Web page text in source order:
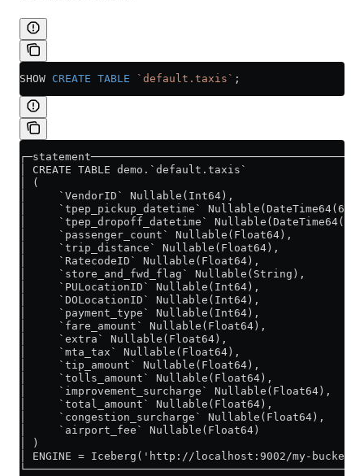
SHOW CREATE TABLE `default.taxis` ;
│ CREATE TABLE demo.`default.taxis`
│ (
│     `VendorID` Nullable(Int64),
│     `tpep_pickup_datetime`
│     `tpep_dropoff_datetime`
│     `passenger_count`
│     `trip_distance` Nullable(Float64),
│     `RatecodeID` Nullable(Float64),
│     `store_and_fwd_flag`
│     `PULocationID` Nullable(Int64),
│     `DOLocationID` Nullable(Int64),
│     `payment_type` Nullable(Int64),
│     `fare_amount` Nullable(Float64),
│     `extra` Nullable(Float64),
│     `mta_tax` Nullable(Float64),
│     `tip_amount` Nullable(Float64),
│     `tolls_amount` Nullable(Float64),
│     `improvement_surcharge`
│     `total_amount` Nullable(Float64),
│     `congestion_surcharge`
│     `airport_fee` Nullable(Float64)
│ )
│ ENGINE = Iceberg('http://localhost:9002/my-